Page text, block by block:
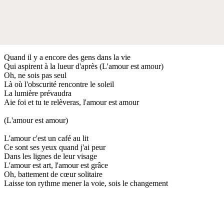
Quand il y a encore des gens dans la vie
Qui aspirent à la lueur d'après (L'amour est amour)
Oh, ne sois pas seul
Là où l'obscurité rencontre le soleil
La lumière prévaudra
Aie foi et tu te relèveras, l'amour est amour
(L'amour est amour)
L'amour c'est un café au lit
Ce sont ses yeux quand j'ai peur
Dans les lignes de leur visage
L'amour est art, l'amour est grâce
Oh, battement de cœur solitaire
Laisse ton rythme mener la voie, sois le changement